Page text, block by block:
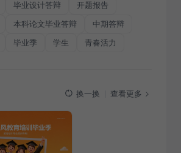
毕业设计答辩 开题报告
本科论文毕业答辩 中期答辩
毕业季 学生 青春活力
换一换 查看更多